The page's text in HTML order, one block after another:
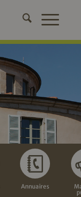
Annuaires